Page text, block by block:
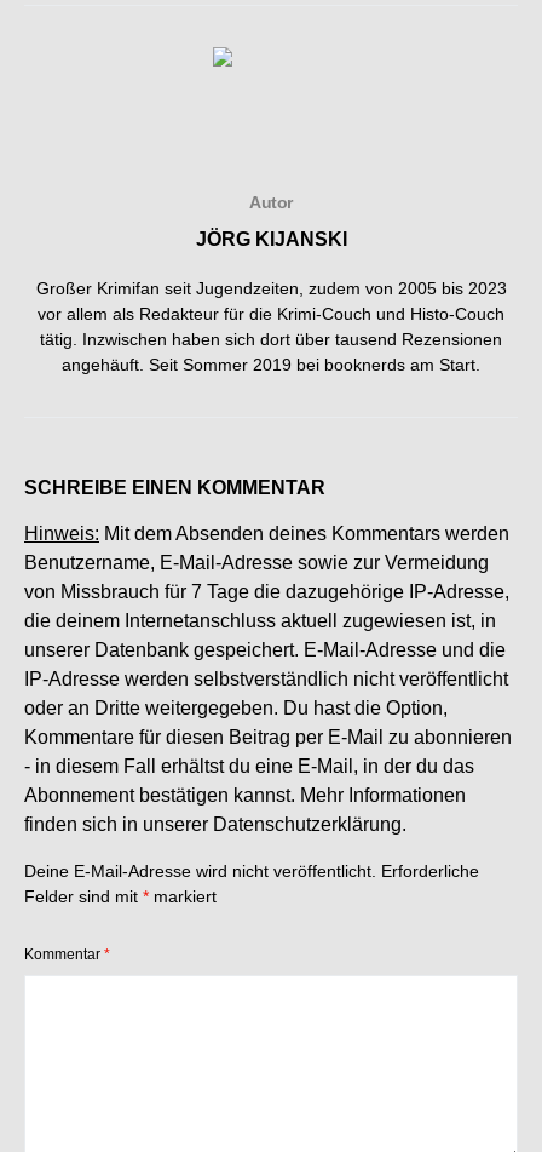
Autor
JÖRG KIJANSKI
Großer Krimifan seit Jugendzeiten, zudem von 2005 bis 2023
vor allem als Redakteur für die Krimi-Couch und Histo-Couch
tätig. Inzwischen haben sich dort über tausend Rezensionen
angehäuft. Seit Sommer 2019 bei booknerds am Start.
SCHREIBE EINEN KOMMENTAR
Hinweis: Mit dem Absenden deines Kommentars werden
Benutzername, E-Mail-Adresse sowie zur Vermeidung
von Missbrauch für 7 Tage die dazugehörige IP-Adresse,
die deinem Internetanschluss aktuell zugewiesen ist, in
unserer Datenbank gespeichert. E-Mail-Adresse und die
IP-Adresse werden selbstverständlich nicht veröffentlicht
oder an Dritte weitergegeben. Du hast die Option,
Kommentare für diesen Beitrag per E-Mail zu abonnieren
- in diesem Fall erhältst du eine E-Mail, in der du das
Abonnement bestätigen kannst. Mehr Informationen
finden sich in unserer Datenschutzerklärung.
Deine E-Mail-Adresse wird nicht veröffentlicht. Erforderliche
Felder sind mit * markiert
Kommentar *